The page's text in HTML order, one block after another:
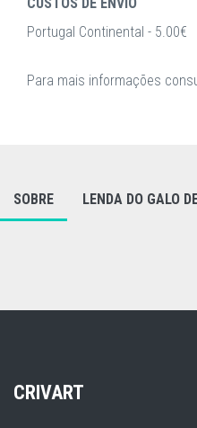
Portugal Continental - 5.00€
Para mais informações
SOBRE LENDA DO GALO
CRIVART